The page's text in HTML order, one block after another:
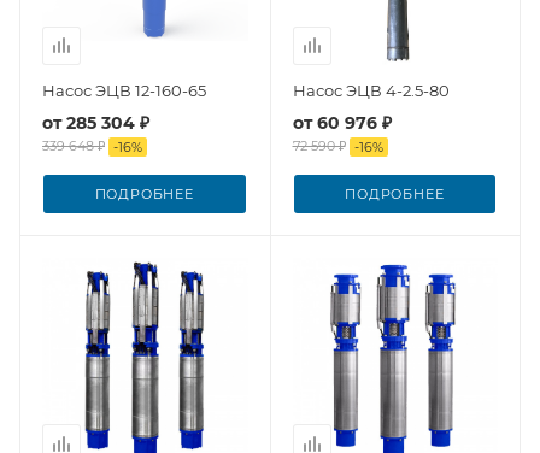
Насос ЭЦВ 12-160-65
от285 304 ₽
339 648 ₽ -16%
ПОДРОБНЕЕ
Насос ЭЦВ 4-2.5-80
от60 976 ₽
72 590 ₽ -16%
ПОДРОБНЕЕ